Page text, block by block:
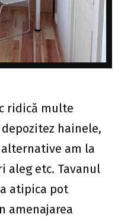
ridică multe
hainele,
am la
aleg etc. Tavanul
atipica pot
amenajarea